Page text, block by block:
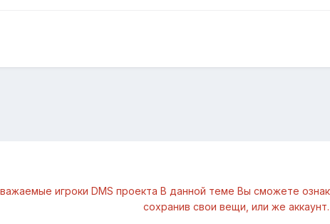
игроки DMS проекта В данной теме Bы сможете
сохранив свои вещи, или же аккаунт.